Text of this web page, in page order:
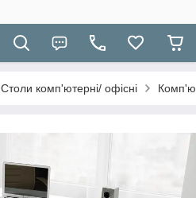
Столи комп'ютерні/ офісні